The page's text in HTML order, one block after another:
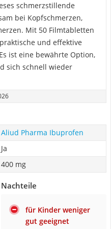
schmerzstillende
bei Kopfschmerzen,
Mit 50 Filmtabletten
und effektive
ist eine bewährte Option,
sich schnell wieder
Aliud Pharma Ibuprofen
Ja
400 mg
Nachteile
für Kinder weniger
gut geeignet